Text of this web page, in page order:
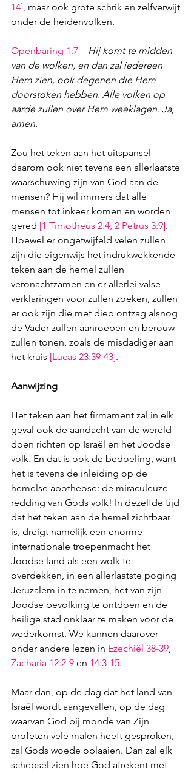
14] , maar ook grote schrik en zelfverwijt
onder de heidenvolken.
Openbaring 1:7 – Hij komt te midden
van de wolken, en dan zal iedereen
Hem zien, ook degenen die Hem
doorstoken hebben. Alle volken op
aarde zullen over Hem weeklagen. Ja,
amen.
Zou het teken aan het uitspansel
daarom ook niet tevens een allerlaatste
waarschuwing zijn van God aan de
mensen? Hij wil immers dat alle
mensen tot inkeer komen en worden
gered [1 Timotheüs 2:4; 2 Petrus 3:9].
Hoewel er ongetwijfeld velen zullen
zijn die eigenwijs het indrukwekkende
teken aan de hemel zullen
veronachtzamen en er allerlei valse
verklaringen voor zullen zoeken, zullen
er ook zijn die met diep ontzag alsnog
de Vader zullen aanroepen en berouw
zullen tonen, zoals de misdadiger aan
het kruis [Lucas 23:39-43].
Aanwijzing
Het teken aan het firmament zal in elk
geval ook de aandacht van de wereld
doen richten op Israël en het Joodse
volk. En dat is ook de bedoeling, want
het is tevens de inleiding op de
hemelse apotheose: de miraculeuze
redding van Gods volk! In dezelfde tijd
dat het teken aan de hemel zichtbaar
is, dreigt namelijk een enorme
internationale troepenmacht het
Joodse land als een wolk te
overdekken, in een allerlaatste poging
Jeruzalem in te nemen, het van zijn
Joodse bevolking te ontdoen en de
heilige stad onklaar te maken voor de
wederkomst. We kunnen daarover
onder andere lezen in Ezechiël 38-39
Zacharia 12:2-9 en 14:3-15.
Maar dan, op de dag dat het land van
Israël wordt aangevallen, op de dag
waarvan God bij monde van Zijn
profeten vele malen heeft gesproken,
zal Gods woede oplaaien. Dan zal elk
schepsel zien hoe God afrekent met